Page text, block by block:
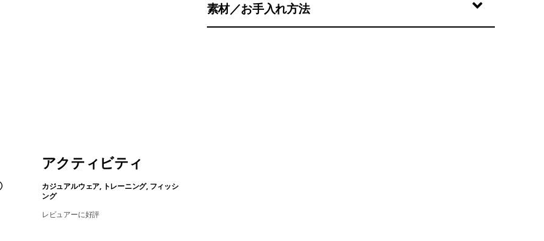
素材／お手入れ方法
アクティビティ
カジュアルウェア, トレーニング, フィッシ
ング
レビュアーに好評